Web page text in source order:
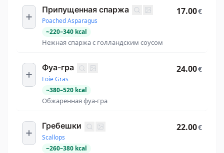
Припущенная спаржа
Poached Asparagus
~220–340 kcal
Нежная спаржа с голландским соусом
17.00€
Фуа-гра
Foie Gras
~380–520 kcal
Обжаренная фуа-гра
24.00€
Гребешки
Scallops
~260–380 kcal
22.00€